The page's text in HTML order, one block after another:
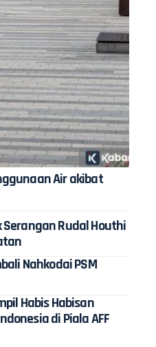
Air akibat
Rudal Houthi
Nahkodai PSM
Habis Habisan
di Piala AFF